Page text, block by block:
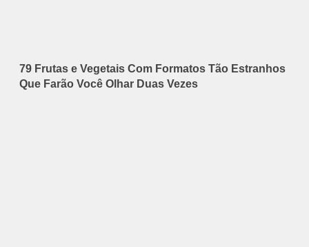
79 Frutas e Vegetais Com Formatos Tão Estranhos
Que Farão Você Olhar Duas Vezes